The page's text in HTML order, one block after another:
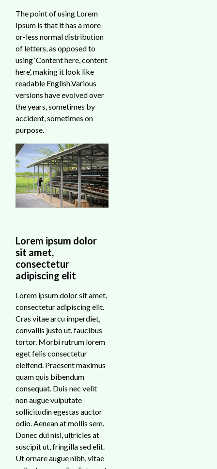
The point of using Lorem
Ipsum is that it has a more-
or-less normal distribution
of letters, as opposed to
using ‘Content here, content
here’, making it look like
readable English.Various
versions have evolved over
the years, sometimes by
accident, sometimes on
purpose.
Lorem ipsum dolor
sit amet,
consectetur
adipiscing elit
Lorem ipsum dolor sit amet,
consectetur adipiscing elit.
Cras vitae arcu imperdiet,
convallis justo ut, faucibus
tortor. Morbi rutrum lorem
eget felis consectetur
eleifend. Praesent maximus
quam quis bibendum
consequat. Duis nec velit
non augue vulputate
sollicitudin egestas auctor
odio. Aenean at mollis sem.
Donec dui nisl, ultricies at
suscipit ut, fringilla sed elit.
Ut ornare augue nibh, vitae